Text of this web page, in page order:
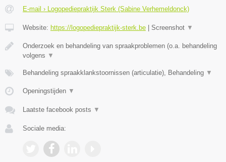
E-mail › Logopediepraktijk Sterk (Sabine Verhemeldonck)
Website: https://logopediepraktijk-sterk.be Screenshot ▼
Onderzoek en behandeling van spraakproblemen (o.a. behandeling
volgens ▼
Behandeling spraakklankstoornissen (articulatie), Behandeling ▼
Openingstijden ▼
Laatste facebook posts ▼
Sociale media: